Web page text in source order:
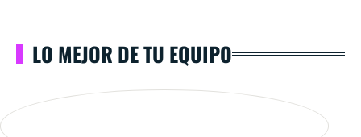
LO MEJOR DE TU EQUIPO